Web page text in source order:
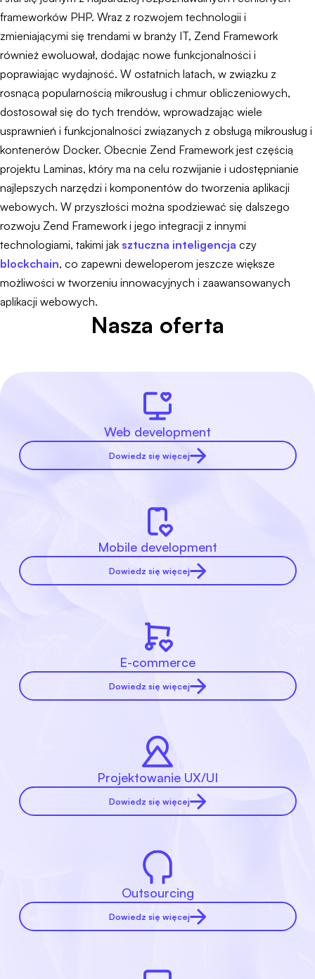
frameworków PHP. Wraz z rozwojem technologii i
zmieniającymi się trendami w branży IT, Zend Framework
również ewoluował, dodając nowe funkcjonalności i
poprawiając wydajność. W ostatnich latach, w związku z
rosnącą popularnością mikrousług i chmur obliczeniowych,
dostosował się do tych trendów, wprowadzając wiele
usprawnień i funkcjonalności związanych z obsługą mikrousług i
kontenerów Docker. Obecnie Zend Framework jest częścią
projektu Laminas, który ma na celu rozwijanie i udostępnianie
najlepszych narzędzi i komponentów do tworzenia aplikacji
webowych. W przyszłości można spodziewać się dalszego
rozwoju Zend Framework i jego integracji z innymi
technologiami, takimi jak sztuczna inteligencja czy
blockchain, co zapewni deweloperom jeszcze większe
możliwości w tworzeniu innowacyjnych i zaawansowanych
aplikacji webowych.
Nasza oferta
Web development
Dowiedz się więcej
Mobile development
Dowiedz się więcej
E-commerce
Dowiedz się więcej
Projektowanie UX/UI
Dowiedz się więcej
Outsourcing
Dowiedz się więcej